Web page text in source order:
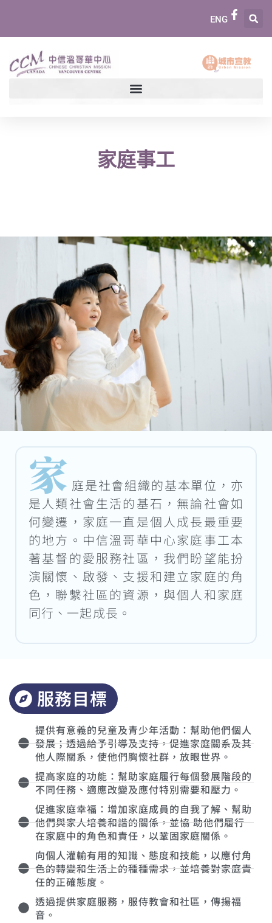
ENG
家庭事工
家 庭是社會組織的基本單位，亦
是人類社會生活的基石，無論社會如
何變遷，家庭一直是個人成長最重要
的地方。中信溫哥華中心家庭事工本
著基督的愛服務社區，我們盼望能扮
演關懷、啟發、支援和建立家庭的角
色，聯繫社區的資源，與個人和家庭
同行、一起成長。
服務目標
提供有意義的兒童及青少年活動：幫助他們個人
發展；透過給予引導及支持，促進家庭關系及其
他人際關系，使他們胸懷社群，放眼世界。
提高家庭的功能：幫助家庭履行每個發展階段的
不同任務、適應改變及應付特別需要和壓力。
促進家庭幸福：增加家庭成員的自我了解、幫助
他們與家人培養和諧的關係，並協 助他們履行
在家庭中的角色和責任，以鞏固家庭關係。
向個人灌輸有用的知識、態度和技能，以應付角
色的轉變和生活上的種種需求，並培養對家庭責
任的正確態度。
透過提供家庭服務，服侍教會和社區，傳揚福
音。